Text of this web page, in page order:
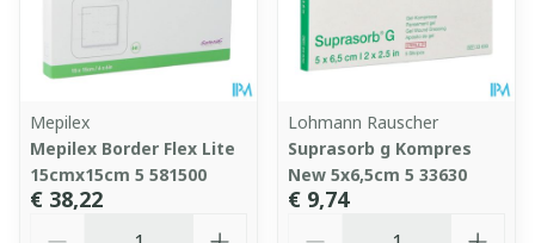
Mepilex
Mepilex Border Flex Lite
15cmx15cm 5 581500
€ 38,22
Lohmann Rauscher
Suprasorb g Kompres
New 5x6,5cm 5 33630
€ 9,74